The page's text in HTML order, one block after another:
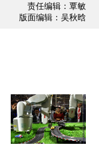
责任编辑：覃敏
版面编辑：吴秋晗